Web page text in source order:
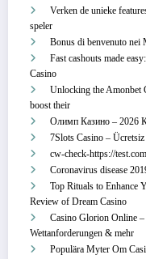
Verken de unieke
speler
Bonus di benvenuto
Fast cashouts made
Casino
Unlocking the Amonbet
boost their
Олимп Казино – 2026
7Slots Casino –
cw-check-https://
Coronavirus disease
Top Rituals to Enhance
Review of Dream Casino
Casino Glorion Online –
Wettanforderungen & mehr
Populära Myter Om